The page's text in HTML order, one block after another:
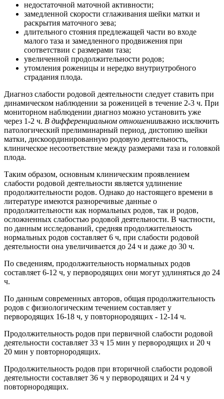
недостаточной маточной активности;
замедленной скорости сглаживания шейки матки и
раскрытия маточного зева;
длительного стояния предлежащей части во входе
малого таза и замедленного продвижения при
соответствии с размерами таза;
увеличенной продолжительности родов;
утомления роженицы и нередко внутриутробного
страдания плода.
Диагноз слабости родовой деятельности следует ставить при
динамическом наблюдении за роженицей в течение 2-3 ч. При
мониторном наблюдении диагноз можно установить уже
через 1-2 ч. В дифференциальном отношенииважно исключить
патологический прелиминарный период, дистопию шейки
матки, дискоординированную родовую деятельность,
клиническое несоответствие между размерами таза и головкой
плода.
Таким образом, основным клиническим проявлением
слабости родовой деятельности является удлинение
продолжительности родов. Однако до настоящего времени в
литературе имеются разноречивые данные о
продолжительности как нормальных родов, так и родов,
осложненных слабостью родовой деятельности. В частности,
по данным исследований, средняя продолжительность
нормальных родов составляет 6 ч, при слабости родовой
деятельности она увеличивается до 24 ч и даже до 30 ч.
По сведениям, продолжительность нормальных родов
составляет 6-12 ч, у первородящих они могут удлиняться до 24
ч.
По данным современных авторов, общая продолжительность
родов с физиологическим течением составляет у
первородящих 16-18 ч, у повторнородящих - 12-14 ч.
Продолжительность родов при первичной слабости родовой
деятельности составляет 33 ч 15 мин у первородящих и 20 ч
20 мин у повторнородящих.
Продолжительность родов при вторичной слабости родовой
деятельности составляет 36 ч у первородящих и 24 ч у
повторнородящих.